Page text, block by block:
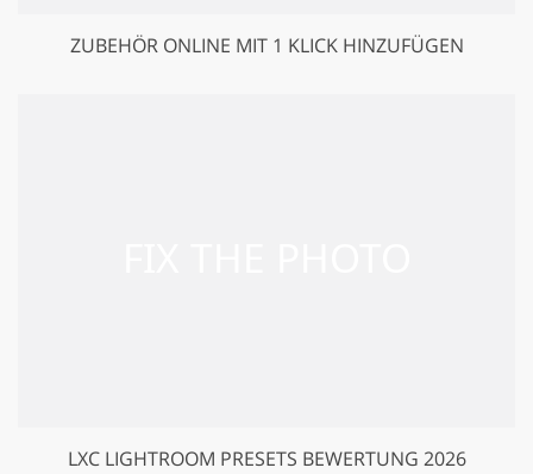
ZUBEHÖR ONLINE MIT 1 KLICK HINZUFÜGEN
LXC LIGHTROOM PRESETS BEWERTUNG 2026